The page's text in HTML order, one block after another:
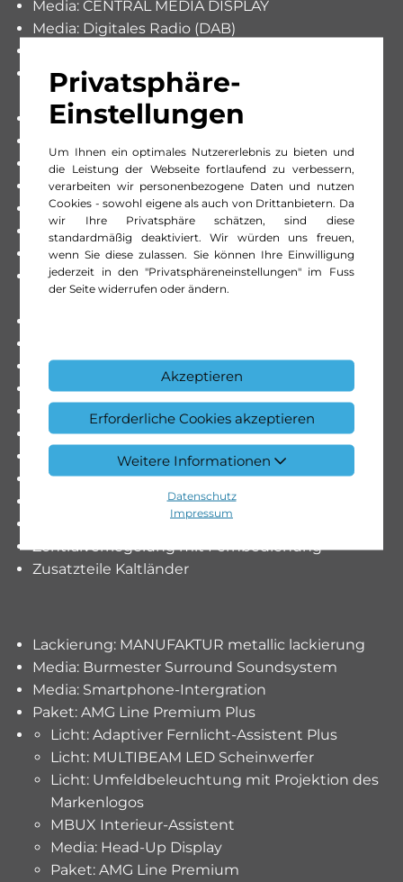
Privatsphäre-
Einstellungen
Um Ihnen ein optimales Nutzererlebnis zu bieten und
die Leistung der Webseite fortlaufend zu verbessern,
verarbeiten wir personenbezogene Daten und nutzen
Cookies - sowohl eigene als auch von Drittanbietern. Da
wir Ihre Privatsphäre schätzen, sind diese
standardmäßig deaktiviert. Wir würden uns freuen,
wenn Sie diese zulassen. Sie können Ihre Einwilligung
jederzeit in den "Privatsphäreneinstellungen" im Fuss
der Seite widerrufen oder ändern.
Akzeptieren
Erforderliche Cookies akzeptieren
Weitere Informationen
Datenschutz
Impressum
Media: CENTRAL MEDIA DISPLAY
Media: Digitales Radio (DAB)
Media: Kommunikationsmodul (LTE) für die
Nutzung von Digitalen Extras
Media: MBUX Multimediasystem
Paket: Progressive
Paket: Progressive Line Advanced
Paket: Sitzkomfort-Paket
Paket: USB-Paket Plus
Passive Personenanwesenheitserinnerung
Räder: Leichtmetallräder 5-Gross-Speichen-
Design 17J
Räder: Sommerreifen
Scheibenwischer mit Regensensor
Seitenschweller in Fahrzeugfarbe lackiert
Sitze: Sitzlehnen im Fond klappbar
Türschweller mit «Mercedes-Benz» Schriftzug
Vorrüstung für DISTRONIC
Vorrüstung für Live Traffic Information
Vorrüstung für digitales Radio
Zentralverriegelung mit Fernbedienung
Zusatzteile Kaltländer
Lackierung: MANUFAKTUR metallic lackierung
Media: Burmester Surround Soundsystem
Media: Smartphone-Intergration
Paket: AMG Line Premium Plus
Licht: Adaptiver Fernlicht-Assistent Plus
Licht: MULTIBEAM LED Scheinwerfer
Licht: Umfeldbeleuchtung mit Projektion des
Markenlogos
MBUX Interieur-Assistent
Media: Head-Up Display
Paket: AMG Line Premium